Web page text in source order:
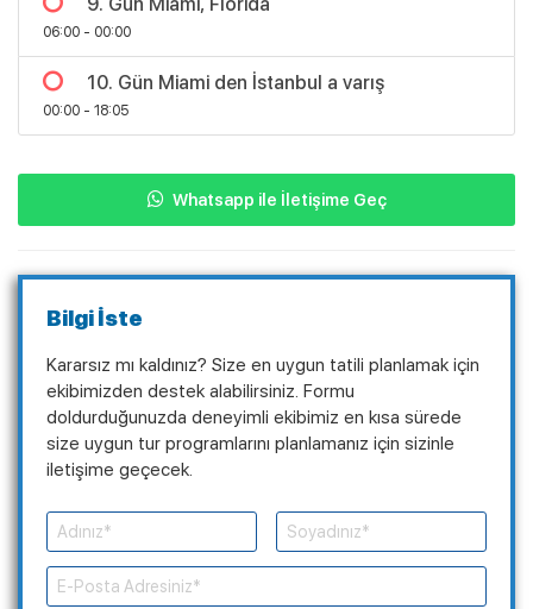
06:00 - 00:00
10. Gün Miami den İstanbul a varış
00:00 - 18:05
Whatsapp ile İletişime Geç
Bilgi İste
Kararsız mı kaldınız? Size en uygun tatili planlamak için
ekibimizden destek alabilirsiniz. Formu
doldurduğunuzda deneyimli ekibimiz en kısa sürede
size uygun tur programlarını planlamanız için sizinle
iletişime geçecek.